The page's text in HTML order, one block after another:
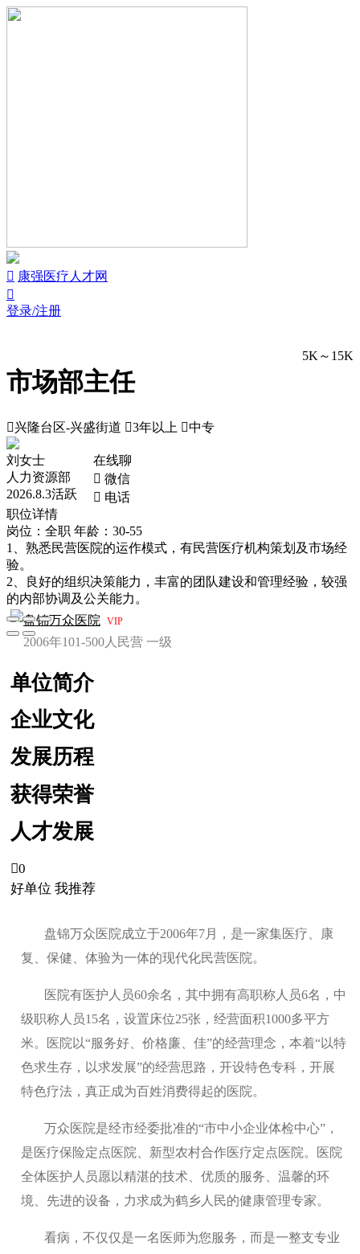
 康强医疗人才网

登录/注册
市场部主任
5K～15K
兴隆台区-兴盛街道 3年以上 中专
刘女士
人力资源部
2026.8.3活跃
在线聊
 微信
 电话
职位详情
岗位：全职 年龄：30-55
1、熟悉民营医院的运作模式，有民营医疗机构策划及市场经
验。
2、良好的组织决策能力，丰富的团队建设和管理经验，较强
的内部协调及公关能力。
盘锦万众医院
VIP
2006年101-500人 民营 一级
单位简介
企业文化
发展历程
获得荣誉
人才发展
0
好单位 我推荐
盘锦万众医院成立于2006年7月，是一家集医疗、康
复、保健、体验为一体的现代化民营医院。
医院有医护人员60余名，其中拥有高职称人员6名，中
级职称人员15名，设置床位25张，经营面积1000多平方
米。医院以“服务好、价格廉、佳”的经营理念，本着“以特
色求生存，以求发展”的经营思路，开设特色专科，开展
特色疗法，真正成为百姓消费得起的医院。
万众医院是经市经委批准的“市中小企业体检中心”，
是医疗保险定点医院、新型农村合作医疗定点医院。医院
全体医护人员愿以精湛的技术、优质的服务、温馨的环
境、先进的设备，力求成为鹤乡人民的健康管理专家。
看病，不仅仅是一名医师为您服务，而是一整支专业